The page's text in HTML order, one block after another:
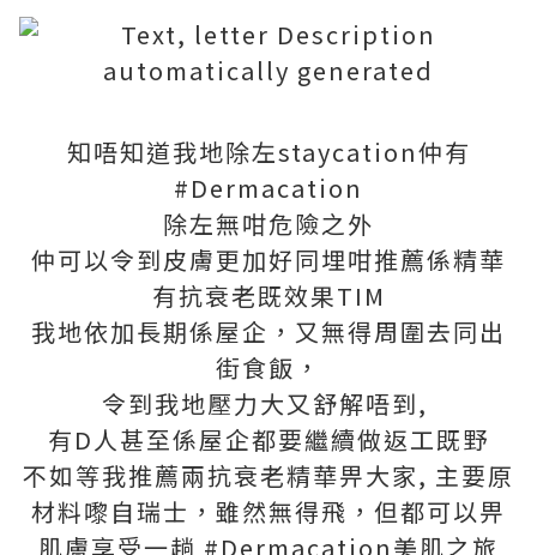
知唔知道我地除左staycation仲有
#Dermacation
除左無咁危險之外
仲可以令到皮膚更加好同埋咁推薦係精華
有抗衰老既效果TIM
我地依加長期係屋企，又無得周圍去同出
街食飯，
令到我地壓力大又舒解唔到,
有D人甚至係屋企都要繼續做返工既野
不如等我推薦兩抗衰老精華畀大家, 主要原
材料嚟自瑞士，雖然無得飛，但都可以畀
肌膚享受一趟 #Dermacation美肌之旅